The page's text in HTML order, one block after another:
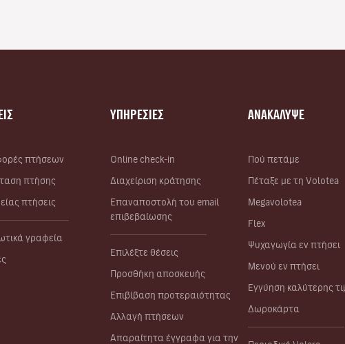
πτήσεων
πτήσης
πτήσεις
γραφεία
ΥΠΗΡΕΣΙΕΣ
Online check-in
Διαχείριση κράτησης
Επαναποστολή του email
επιβεβαίωσης
Επιλέξτε θέσεις
Προσθήκη αποσκευής
Επιβίβαση προτεραιότητας
Αλλαγή πτήσεων
Απαραίτητα έγγραφα για την
ΑΝΑΚΑΛΥΨΕ
Πού πετάμε
Πέταξε με τη Volotea
Megavolotea
Flex
Ψυχαγωγία εν πτήσει
Μενού εν πτήσει
Εγγύηση καλύτερης
Δωροκάρτα